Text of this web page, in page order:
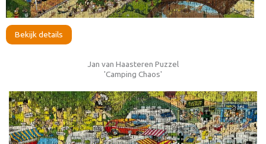
Bekijk details
Jan van Haasteren Puzzel
'Camping Chaos'